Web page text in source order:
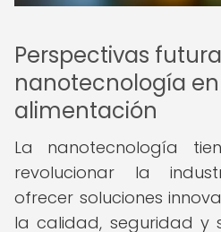
Perspectivas
nanotecnología
alimentación
La nanotecnología
revolucionar la
ofrecer soluciones
la calidad, seguridad y